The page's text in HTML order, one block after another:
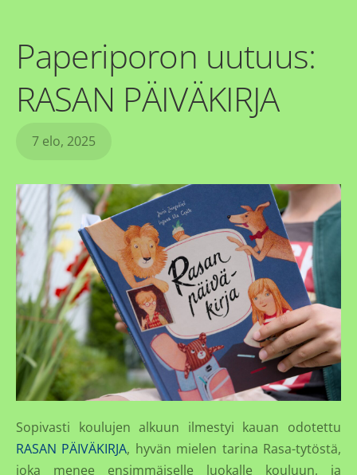
Paperiporon uutuus:
RASAN PÄIVÄKIRJA
7 elo, 2025
Sopivasti koulujen alkuun ilmestyi kauan odotettu
RASAN PÄIVÄKIRJA, hyvän mielen tarina Rasa-tytöstä,
joka menee ensimmäiselle luokalle kouluun, ja